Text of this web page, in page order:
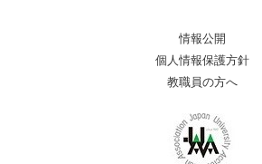
情報公開
個人情報保護方針
教職員の方へ